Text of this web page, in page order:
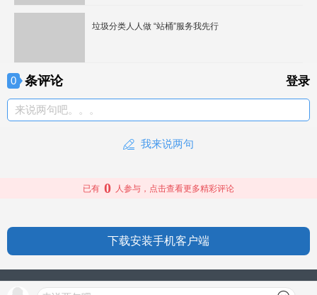
垃圾分类人人做 “站桶”服务我先行
0 条评论 登录
来说两句吧。。。
我来说两句
已有 0 人参与，点击查看更多精彩评论
下载安装手机客户端
授权信息